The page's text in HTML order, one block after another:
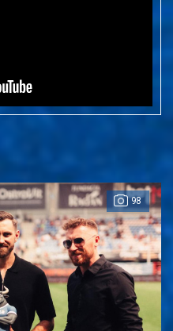
98